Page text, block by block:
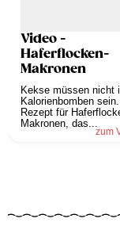
Video -
Haferflocken-
Makronen
Kekse müssen nicht
Kalorienbomben
Rezept für
Makronen, das...
zum